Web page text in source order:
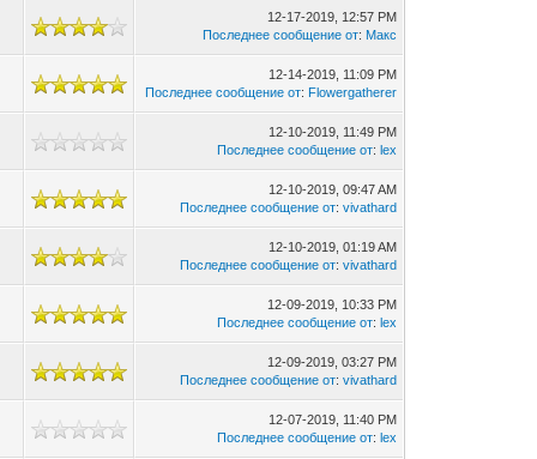
12-17-2019, 12:57 PM
Последнее сообщение от: Макс
12-14-2019, 11:09 PM
Последнее сообщение от: Flowergatherer
12-10-2019, 11:49 PM
Последнее сообщение от:lex
12-10-2019, 09:47 AM
Последнее сообщение от:vivathard
12-10-2019, 01:19 AM
Последнее сообщение от:vivathard
12-09-2019, 10:33 PM
Последнее сообщение от:lex
12-09-2019, 03:27 PM
Последнее сообщение от:vivathard
12-07-2019, 11:40 PM
Последнее сообщение от:lex